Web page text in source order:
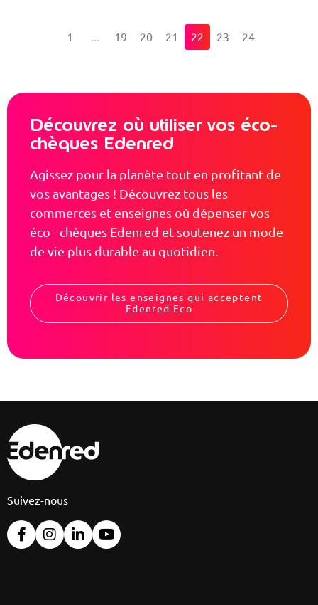
1 19 20 21 22 23 24
Découvrez où utiliser vos éco-
chèques Edenred
Agissez pour la planète tout en profitant de
vos avantages ! Découvrez tous les
commerces et enseignes où dépenser vos
éco - chèques Edenred et soutenez un mode
de vie plus durable au quotidien.
Découvrir les enseignes qui acceptent
Edenred Eco
Suivez-nous